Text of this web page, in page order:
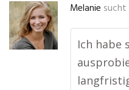
Melanie sucht
Ich habe